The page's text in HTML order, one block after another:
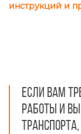
инструкций и
Если вам
работы и